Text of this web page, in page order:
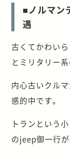
■ノルマン
遇
古くてかわい
とミリタリー
内心古いクル
感的中です。
トランという
のjeep御一行